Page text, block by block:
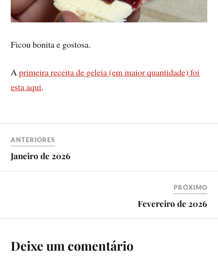
Ficou bonita e gostosa.
Aprimeira receita de geleia (em maior quantidade) foi
esta aqui.
ANTERIORES
Janeiro de 2026
PRÓXIMO
Fevereiro de 2026
Deixe um comentário